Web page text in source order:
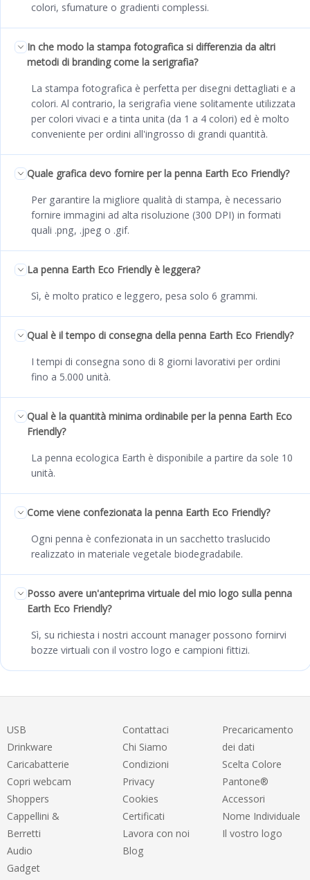
colori, sfumature o gradienti complessi.
In che modo la stampa fotografica si differenzia da altri
metodi di branding come la serigrafia?
La stampa fotografica è perfetta per disegni dettagliati e a
colori. Al contrario, la serigrafia viene solitamente utilizzata
per colori vivaci e a tinta unita (da 1 a 4 colori) ed è molto
conveniente per ordini all'ingrosso di grandi quantità.
Quale grafica devo fornire per la penna Earth Eco Friendly?
Per garantire la migliore qualità di stampa, è necessario
fornire immagini ad alta risoluzione (300 DPI) in formati
quali .png, .jpeg o .gif.
La penna Earth Eco Friendly è leggera?
Sì, è molto pratico e leggero, pesa solo 6 grammi.
Qual è il tempo di consegna della penna Earth Eco Friendly?
I tempi di consegna sono di 8 giorni lavorativi per ordini
fino a 5.000 unità.
Qual è la quantità minima ordinabile per la penna Earth Eco
Friendly?
La penna ecologica Earth è disponibile a partire da sole 10
unità.
Come viene confezionata la penna Earth Eco Friendly?
Ogni penna è confezionata in un sacchetto traslucido
realizzato in materiale vegetale biodegradabile.
Posso avere un'anteprima virtuale del mio logo sulla penna
Earth Eco Friendly?
Sì, su richiesta i nostri account manager possono fornirvi
bozze virtuali con il vostro logo e campioni fittizi.
USB
Drinkware
Caricabatterie
Copri webcam
Shoppers
Cappellini &
Berretti
Audio
Gadget
Contattaci
Chi Siamo
Condizioni
Privacy
Cookies
Certificati
Lavora con noi
Blog
Precaricamento
dei dati
Scelta Colore
Pantone®
Accessori
Nome Individuale
Il vostro logo